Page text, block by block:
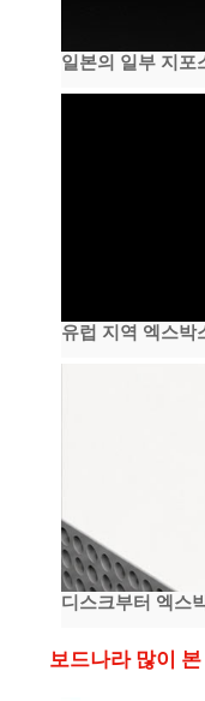
일본의 일부 지포
유럽 지역 엑스박
디스크부터 엑스
보드나라 많이